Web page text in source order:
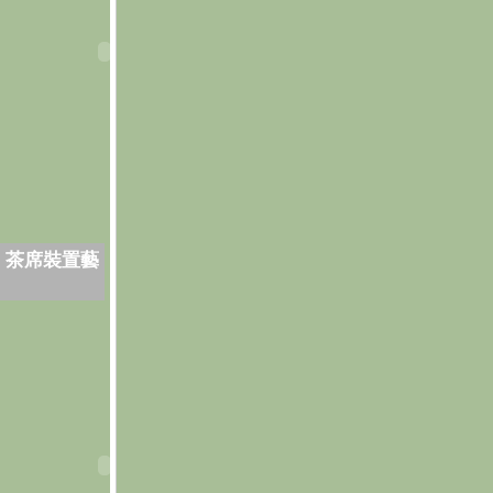
席裝置藝